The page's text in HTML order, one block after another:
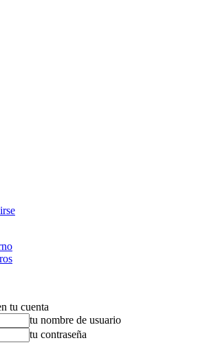
tu cuenta
tu nombre de usuario
tu contraseña